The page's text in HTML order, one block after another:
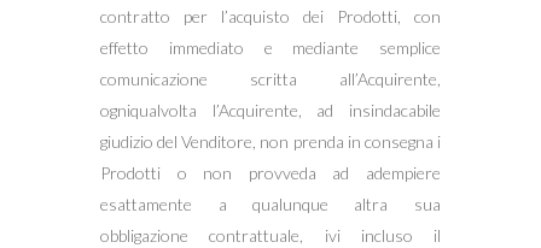
contratto per l’acquisto dei Prodotti, con
effetto immediato e mediante semplice
comunicazione scritta all’Acquirente,
ogniqualvolta l’Acquirente, ad insindacabile
giudizio del Venditore, non prenda in consegna i
Prodotti o non provveda ad adempiere
esattamente a qualunque altra sua
obbligazione contrattuale, ivi incluso il